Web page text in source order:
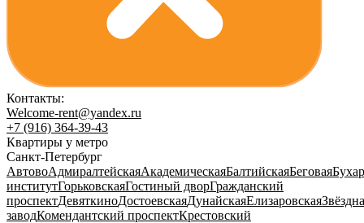
Контакты:
Welcome-rent@yandex.ru
+7 (916) 364-39-43
Квартиры у метро
Санкт-Петербург
АвтовоАдмиралтейскаяАкадемическаяБалтийскаяБеговая
институтГорьковскаяГостиный дворГражданский
проспектДевяткиноДостоевскаяДунайскаяЕлизаровская
заводКомендантский проспектКрестовский